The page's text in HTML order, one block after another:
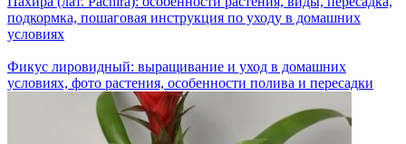
подкормка, пошаговая инструкция по уходу в домашних
условиях
Фикус лировидный: выращивание и уход в домашних
условиях, фото растения, особенности полива и пересадки